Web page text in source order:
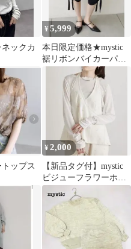
ックカ
¥5,999
本日限定価格★mystic
裾リボンバイカーパン
ップス
¥2,000
【新品タグ付】mystic
ビジューフラワーホル
タービスチェ